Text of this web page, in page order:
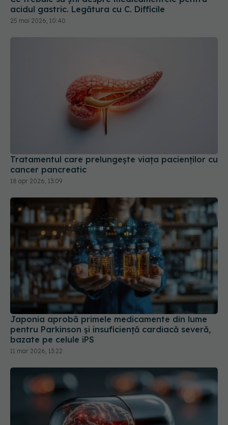
Tratamentul care prelungește viața pacienților cu
Japonia aprobă primele medicamente din lume
pentru Parkinson și insuficiență cardiacă severă,
bazate pe celule iPS
11 mar 2026, 13:22